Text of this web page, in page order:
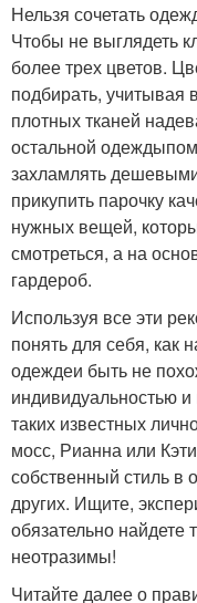
Нельзя сочетать
Чтобы не выглядеть
более трех цветов.
подбирать,
плотных тканей
остальной
захламлять
прикупить парочку
нужных вещей,
смотреться, а на
гардероб.
Используя все эти
понять для себя, как
одеждеи быть не
индивидуальностью
таких известных
мосс, Рианна или
собственный стиль в
других. Ищите,
обязательно найдете
неотразимы!
Читайте далее о